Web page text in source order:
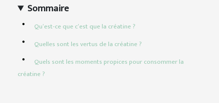
Sommaire
Qu’est-ce que c’est que la créatine ?
Quelles sont les vertus de la créatine ?
Quels sont les moments propices pour consommer la
créatine ?